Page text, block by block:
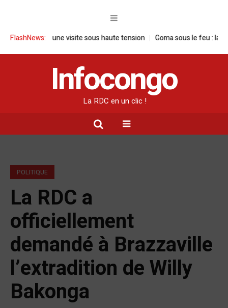
FlashNews:
: une visite sous haute tension Goma sous le feu : la situation
Infocongo
La RDC en un clic !
POLITIQUE
La RDC a
officiellement
demandé à Brazzaville
l’extradition de Willy
Bakonga